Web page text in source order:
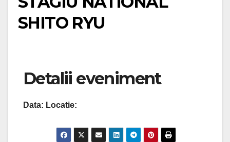
SHITO RYU
Detalii eveniment
Data: Locatie: